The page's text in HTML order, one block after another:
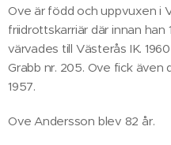
Ove är född och uppvuxen i
friidrottskarriär där innan
värvades till Västerås IK.
Grabb nr. 205. Ove fick
1957.
Ove Andersson blev 82 år.